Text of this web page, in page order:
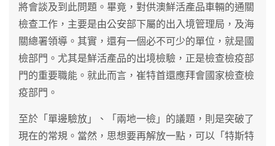
將會談及到此問題。畢竟，對供澳鮮活產品車輛的通關
檢查工作，主要是由公安部下屬的出入境管理局，及海
關總署領導。其實，還有一個必不可少的單位，就是國
檢部門。尤其是鮮活產品的出境檢驗，正是檢查檢疫部
門的重要職能。就此而言，崔特首還應拜會國家檢查檢
疫部門。
至於「單邊驗放」、「兩地一檢」的議題，則是突破了
現在的常規。當然，思想要再解放一點，可以「特斯特